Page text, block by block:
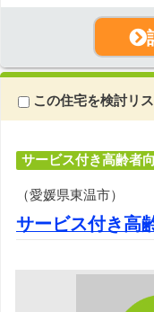
この住宅を検討リ
サービス付き高齢者
（愛媛県東温市）
サービス付き高